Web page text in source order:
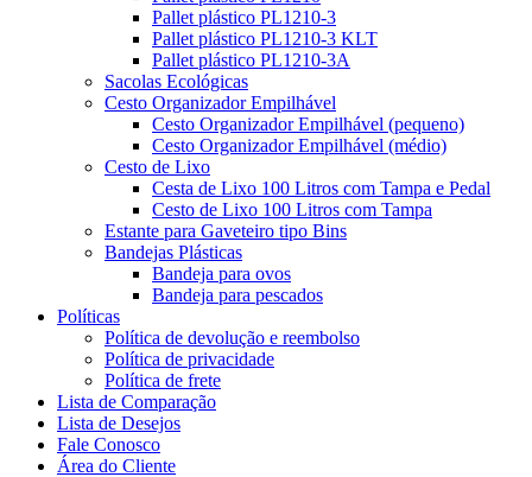
Pallet plástico PL1210-3
Pallet plástico PL1210-3 KLT
Pallet plástico PL1210-3A
Sacolas Ecológicas
Cesto Organizador Empilhável
Cesto Organizador Empilhável (pequeno)
Cesto Organizador Empilhável (médio)
Cesto de Lixo
Cesta de Lixo 100 Litros com Tampa e Pedal
Cesto de Lixo 100 Litros com Tampa
Estante para Gaveteiro tipo Bins
Bandejas Plásticas
Bandeja para ovos
Bandeja para pescados
Políticas
Política de devolução e reembolso
Política de privacidade
Política de frete
Lista de Comparação
Lista de Desejos
Fale Conosco
Área do Cliente